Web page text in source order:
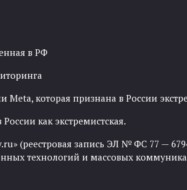
в РФ
которая признана в России
как экстремистская.
(реестровая запись ЭЛ № ФС 77 —
технологий и массовых